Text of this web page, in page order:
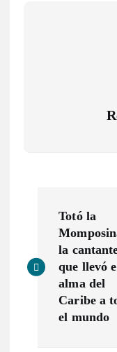
v
Totó la
la
que llevó
alma del
Caribe a
el mundo